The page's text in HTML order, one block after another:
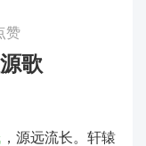
n
赞
歌
，源远流长。轩辕